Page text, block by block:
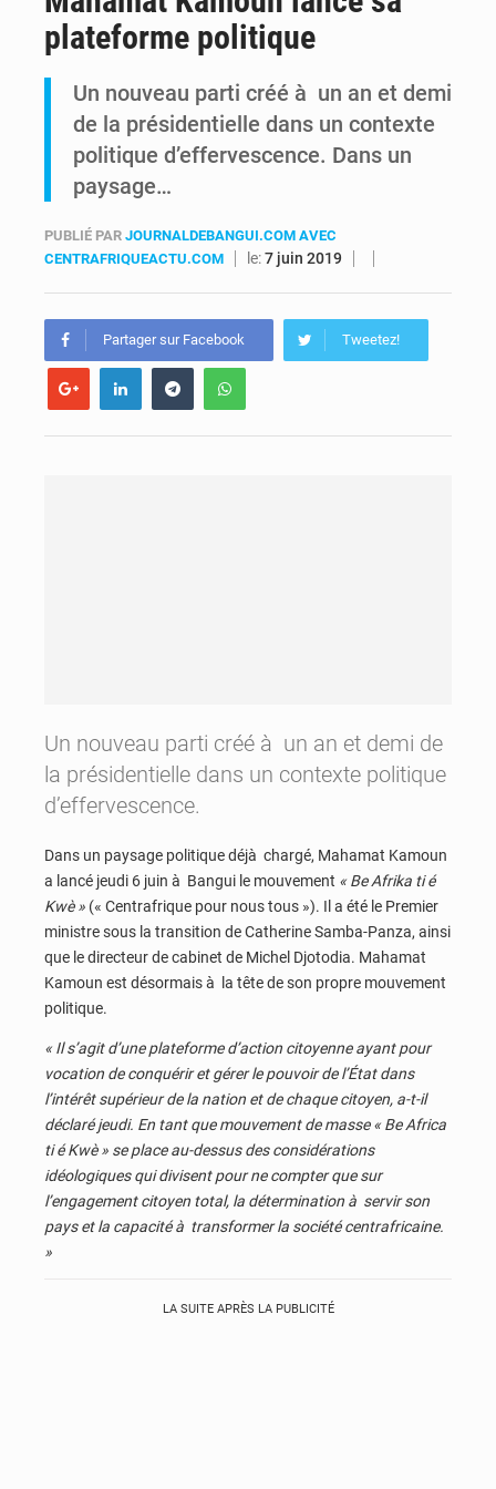
Comment des milliers d’Africains protègent et font fructifier leur argent avec l’USDT
plateforme politique
Un nouveau parti créé à un an et demi
de la présidentielle dans un contexte
politique d’effervescence. Dans un
paysage…
PUBLIÉ PAR JOURNALDEBANGUI.COM AVEC
CENTRAFRIQUEACTU.COM
le:7 juin 2019
Partager sur Facebook Tweetez!
Un nouveau parti créé à un an et demi de
la présidentielle dans un contexte politique
d’effervescence.
Dans un paysage politique déjà chargé, Mahamat Kamoun
a lancé jeudi 6 juin à Bangui le mouvement « Be Afrika ti é
Kwè » (« Centrafrique pour nous tous »). Il a été le Premier
ministre sous la transition de Catherine Samba-Panza, ainsi
que le directeur de cabinet de Michel Djotodia. Mahamat
Kamoun est désormais à la tête de son propre mouvement
politique.
« Il s’agit d’une plateforme d’action citoyenne ayant pour
vocation de conquérir et gérer le pouvoir de l’État dans
l’intérêt supérieur de la nation et de chaque citoyen, a-t-il
déclaré jeudi. En tant que mouvement de masse « Be Africa
ti é Kwè » se place au-dessus des considérations
idéologiques qui divisent pour ne compter que sur
l’engagement citoyen total, la détermination à servir son
pays et la capacité à transformer la société centrafricaine.
»
LA SUITE APRÈS LA PUBLICITÉ